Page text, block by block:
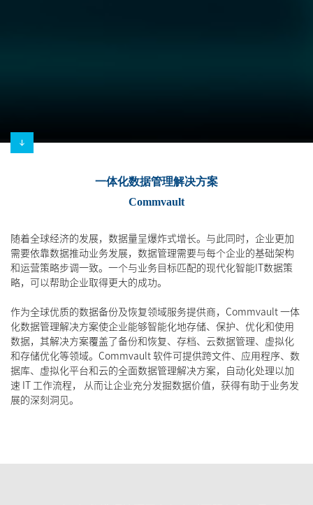
一体化数据管理解决方案
Commvault
随着全球经济的发展，数据量呈爆炸式增长。与此同时，企业更加
需要依靠数据推动业务发展，数据管理需要与每个企业的基础架构
和运营策略步调一致。一个与业务目标匹配的现代化智能IT数据策
略，可以帮助企业取得更大的成功。
作为全球优质的数据备份及恢复领域服务提供商，Commvault 一体
化数据管理解决方案使企业能够智能化地存储、保护、优化和使用
数据，其解决方案覆盖了备份和恢复、存档、云数据管理、虚拟化
和存储优化等领域。Commvault 软件可提供跨文件、应用程序、数
据库、虚拟化平台和云的全面数据管理解决方案，自动化处理以加
速 IT 工作流程， 从而让企业充分发掘数据价值，获得有助于业务发
展的深刻洞见。